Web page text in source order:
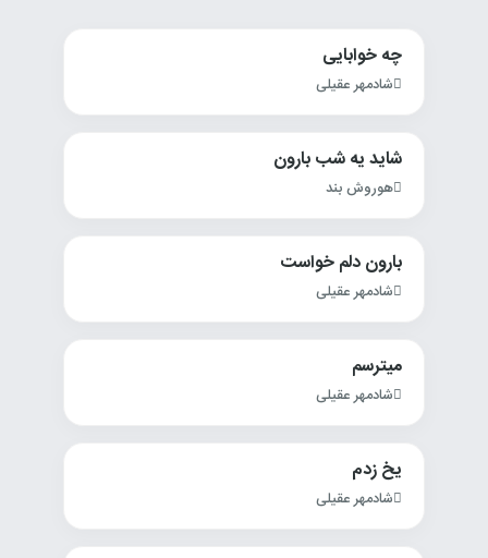
چه خوابایی
شادمهر عقیلی
شاید یه شب بارون
هوروش بند
بارون دلم خواست
شادمهر عقیلی
میترسم
شادمهر عقیلی
یخ زدم
شادمهر عقیلی